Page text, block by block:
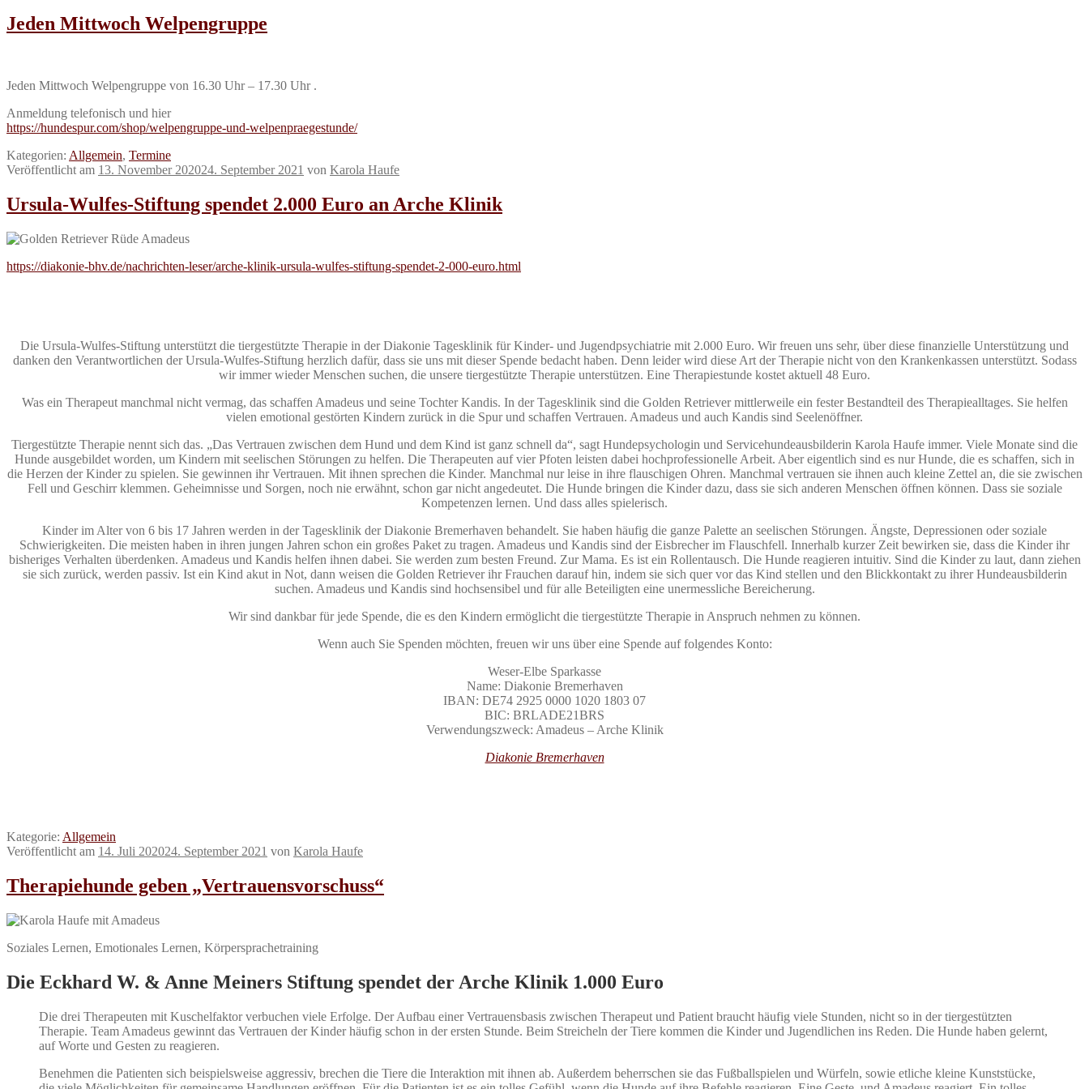
Jeden Mittwoch Welpengruppe
Jeden Mittwoch Welpengruppe von 16.30 Uhr – 17.30 Uhr .
Anmeldung telefonisch und hier
https://hundespur.com/shop/welpengruppe-und-welpenpraegestunde/
Kategorien: Allgemein, Termine
Veröffentlicht am 13. November 202024. September 2021 von Karola Haufe
Ursula-Wulfes-Stiftung spendet 2.000 Euro an Arche Klinik
https://diakonie-bhv.de/nachrichten-leser/arche-klinik-ursula-wulfes-stiftung-spendet-2-000-euro.html
Die Ursula-Wulfes-Stiftung unterstützt die tiergestützte Therapie in der Diakonie Tagesklinik für Kinder- und Jugendpsychiatrie mit 2.000 Euro. Wir freuen uns sehr, über diese finanzielle Unterstützung und
danken den Verantwortlichen der Ursula-Wulfes-Stiftung herzlich dafür, dass sie uns mit dieser Spende bedacht haben. Denn leider wird diese Art der Therapie nicht von den Krankenkassen unterstützt. Sodass
wir immer wieder Menschen suchen, die unsere tiergestützte Therapie unterstützen. Eine Therapiestunde kostet aktuell 48 Euro.
Was ein Therapeut manchmal nicht vermag, das schaffen Amadeus und seine Tochter Kandis. In der Tagesklinik sind die Golden Retriever mittlerweile ein fester Bestandteil des Therapiealltages. Sie helfen
vielen emotional gestörten Kindern zurück in die Spur und schaffen Vertrauen. Amadeus und auch Kandis sind Seelenöffner.
Tiergestützte Therapie nennt sich das. „Das Vertrauen zwischen dem Hund und dem Kind ist ganz schnell da“, sagt Hundepsychologin und Servicehundeausbilderin Karola Haufe immer. Viele Monate sind die
Hunde ausgebildet worden, um Kindern mit seelischen Störungen zu helfen. Die Therapeuten auf vier Pfoten leisten dabei hochprofessionelle Arbeit. Aber eigentlich sind es nur Hunde, die es schaffen, sich in
die Herzen der Kinder zu spielen. Sie gewinnen ihr Vertrauen. Mit ihnen sprechen die Kinder. Manchmal nur leise in ihre flauschigen Ohren. Manchmal vertrauen sie ihnen auch kleine Zettel an, die sie zwischen
Fell und Geschirr klemmen. Geheimnisse und Sorgen, noch nie erwähnt, schon gar nicht angedeutet. Die Hunde bringen die Kinder dazu, dass sie sich anderen Menschen öffnen können. Dass sie soziale
Kompetenzen lernen. Und dass alles spielerisch.
Kinder im Alter von 6 bis 17 Jahren werden in der Tagesklinik der Diakonie Bremerhaven behandelt. Sie haben häufig die ganze Palette an seelischen Störungen. Ängste, Depressionen oder soziale
Schwierigkeiten. Die meisten haben in ihren jungen Jahren schon ein großes Paket zu tragen. Amadeus und Kandis sind der Eisbrecher im Flauschfell. Innerhalb kurzer Zeit bewirken sie, dass die Kinder ihr
bisheriges Verhalten überdenken. Amadeus und Kandis helfen ihnen dabei. Sie werden zum besten Freund. Zur Mama. Es ist ein Rollentausch. Die Hunde reagieren intuitiv. Sind die Kinder zu laut, dann ziehen
sie sich zurück, werden passiv. Ist ein Kind akut in Not, dann weisen die Golden Retriever ihr Frauchen darauf hin, indem sie sich quer vor das Kind stellen und den Blickkontakt zu ihrer Hundeausbilderin
suchen. Amadeus und Kandis sind hochsensibel und für alle Beteiligten eine unermessliche Bereicherung.
Wir sind dankbar für jede Spende, die es den Kindern ermöglicht die tiergestützte Therapie in Anspruch nehmen zu können.
Wenn auch Sie Spenden möchten, freuen wir uns über eine Spende auf folgendes Konto:
Weser-Elbe Sparkasse
Name: Diakonie Bremerhaven
IBAN: DE74 2925 0000 1020 1803 07
BIC: BRLADE21BRS
Verwendungszweck: Amadeus – Arche Klinik
Diakonie Bremerhaven
Kategorie: Allgemein
Veröffentlicht am 14. Juli 202024. September 2021 von Karola Haufe
Therapiehunde geben „Vertrauensvorschuss“
Soziales Lernen, Emotionales Lernen, Körpersprachetraining
Die Eckhard W. & Anne Meiners Stiftung spendet der Arche Klinik 1.000 Euro
Die drei Therapeuten mit Kuschelfaktor verbuchen viele Erfolge. Der Aufbau einer Vertrauensbasis zwischen Therapeut und Patient braucht häufig viele Stunden, nicht so in der tiergestützten
Therapie. Team Amadeus gewinnt das Vertrauen der Kinder häufig schon in der ersten Stunde. Beim Streicheln der Tiere kommen die Kinder und Jugendlichen ins Reden. Die Hunde haben gelernt,
auf Worte und Gesten zu reagieren.
Benehmen die Patienten sich beispielsweise aggressiv, brechen die Tiere die Interaktion mit ihnen ab. Außerdem beherrschen sie das Fußballspielen und Würfeln, sowie etliche kleine Kunststücke,